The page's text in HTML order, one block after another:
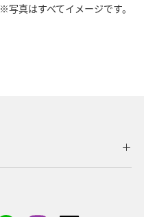
※写真はすべてイメージです。